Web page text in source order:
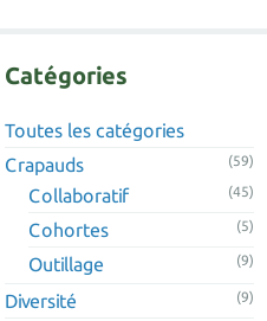
Catégories
Toutes les catégories
Crapauds
(59)
Collaboratif (45)
Cohortes (5)
Outillage (9)
Diversité (9)